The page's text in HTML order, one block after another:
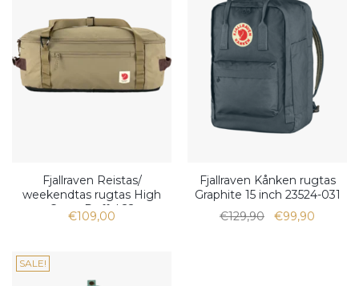
Fjallraven Reistas/
weekendtas rugtas High
Coast Duffel 22
€109,00
Fjallraven Kånken rugtas
Graphite 15 inch 23524-031
€129,90
€99,90
SALE!